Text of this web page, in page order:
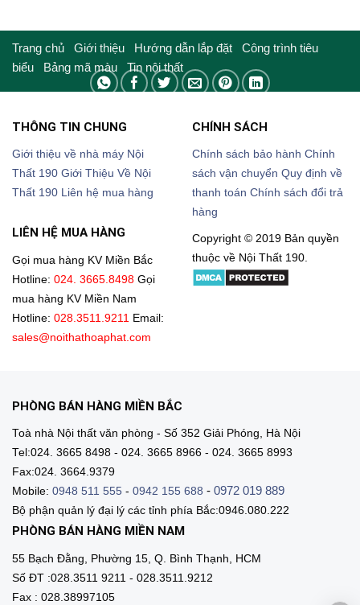
đến
Trang chủ Giới thiệu Hướng dẫn lắp đặt Công trình tiêu
biểu
Bảng mã màu Tin nội thất
THÔNG TIN CHUNG
Giới thiệu về nhà máy Nội
Thất 190 Giới Thiệu Về Nội
Thất 190 Liên hệ mua hàng
CHÍNH SÁCH
Chính sách bảo hành Chính
sách vận chuyển Quy định về
thanh toán Chính sách đổi trả
hàng
LIÊN HỆ MUA HÀNG
Gọi mua hàng KV Miền Bắc
Hotline: 024. 3665.8498 Gọi
mua hàng KV Miền Nam
Hotline: 028.3511.9211
Email:
sales@noithathoaphat.com
Copyright © 2019 Bản quyền
thuộc về Nội Thất 190.
PHÒNG BÁN HÀNG MIỀN BẮC
Toà nhà Nội thất văn phòng - Số 352 Giải Phóng, Hà Nội
Tel:024. 3665 8498 - 024. 3665 8966 - 024. 3665 8993
Fax:024. 3664.9379
Mobile: 0948 511 555 - 0942 155 688 - 0972 019 889
Bộ phận quản lý đại lý các tỉnh phía Bắc:0946.080.222
PHÒNG BÁN HÀNG MIỀN NAM
55 Bạch Đằng, Phường 15, Q. Bình Thạnh, HCM
Số ĐT :028.3511 9211 - 028.3511.9212
Fax : 028.38997105